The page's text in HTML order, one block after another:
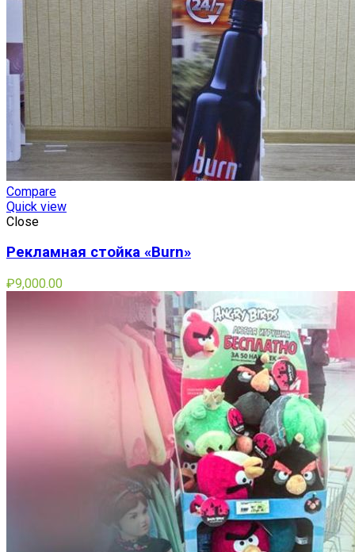
Compare
Quick view
Close
Рекламная стойка «Burn»
₽9,000.00